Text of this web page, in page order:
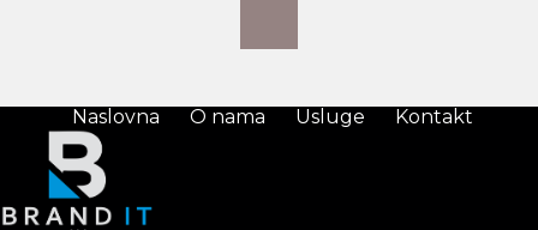
Naslovna O nama Usluge Kontakt